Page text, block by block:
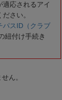
適応されるアイ
さい。
パスID（クラブ
紐付け手続き
ん。